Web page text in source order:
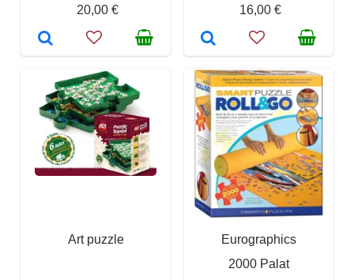
20,00 €
16,00 €
Art puzzle
Eurographics
2000 Palat